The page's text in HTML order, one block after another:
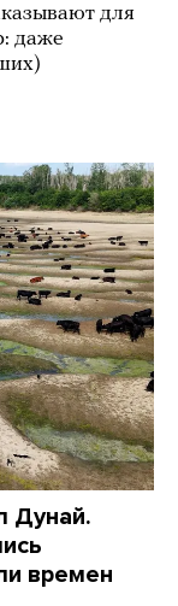
для
даже
Дунай.
времен